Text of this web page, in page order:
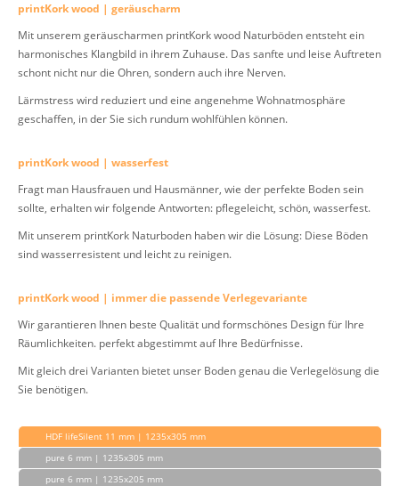
printKork wood | geräuscharm
Mit unserem geräuscharmen printKork wood Naturböden entsteht ein
harmonisches Klangbild in ihrem Zuhause. Das sanfte und leise Auftreten
schont nicht nur die Ohren, sondern auch ihre Nerven.
Lärmstress wird reduziert und eine angenehme Wohnatmosphäre
geschaffen, in der Sie sich rundum wohlfühlen können.
printKork wood | wasserfest
Fragt man Hausfrauen und Hausmänner, wie der perfekte Boden sein
sollte, erhalten wir folgende Antworten: pflegeleicht, schön, wasserfest.
Mit unserem printKork Naturboden haben wir die Lösung: Diese Böden
sind wasserresistent und leicht zu reinigen.
printKork wood | immer die passende Verlegevariante
Wir garantieren Ihnen beste Qualität und formschönes Design für Ihre
Räumlichkeiten. perfekt abgestimmt auf Ihre Bedürfnisse.
Mit gleich drei Varianten bietet unser Boden genau die Verlegelösung die
Sie benötigen.
HDF lifeSilent 11 mm | 1235x305 mm
pure 6 mm | 1235x305 mm
pure 6 mm | 1235x205 mm